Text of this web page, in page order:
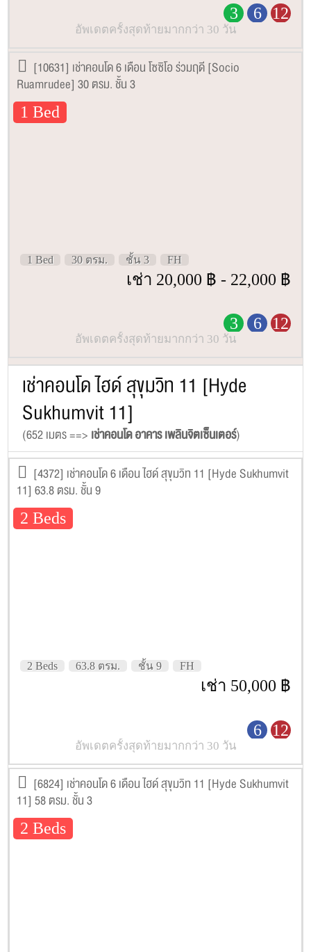
3 6 12
อัพเดตครั้งสุดท้ายมากกว่า 30 วัน
[10631] เช่าคอนโด 6 เดือน โซซิโอ ร่วมฤดี [Socio
Ruamrudee] 30 ตรม. ชั้น 3
1 Bed
1 Bed 30 ตรม. ชั้น 3 FH
เช่า 20,000 ฿ - 22,000 ฿
3 6 12
อัพเดตครั้งสุดท้ายมากกว่า 30 วัน
เช่าคอนโด ไฮด์ สุขุมวิท 11 [Hyde
Sukhumvit 11]
(652 เมตร ==> เช่าคอนโด อาคาร เพลินจิตเซ็นเตอร์)
[4372] เช่าคอนโด 6 เดือน ไฮด์ สุขุมวิท 11 [Hyde Sukhumvit
11] 63.8 ตรม. ชั้น 9
2 Beds
2 Beds 63.8 ตรม. ชั้น 9 FH
เช่า 50,000 ฿
6 12
อัพเดตครั้งสุดท้ายมากกว่า 30 วัน
[6824] เช่าคอนโด 6 เดือน ไฮด์ สุขุมวิท 11 [Hyde Sukhumvit
11] 58 ตรม. ชั้น 3
2 Beds